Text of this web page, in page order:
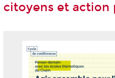
citoyens et action